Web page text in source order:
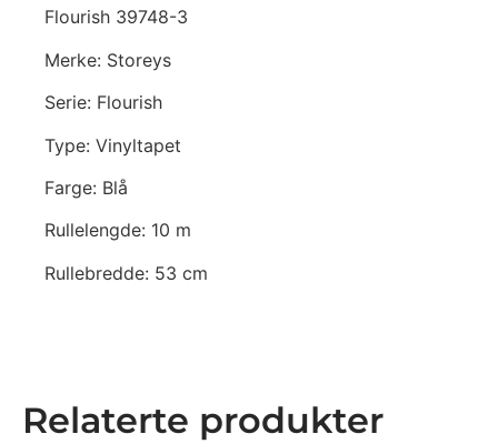
Flourish 39748-3
Merke: Storeys
Serie: Flourish
Type: Vinyltapet
Farge: Blå
Rullelengde: 10 m
Rullebredde: 53 cm
Relaterte produkter